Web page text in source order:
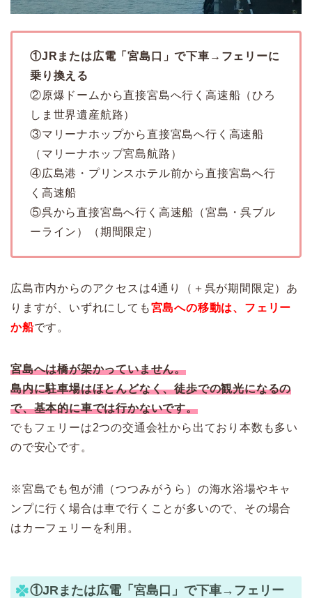
①JRまたは広電「宮島口」で下車→フェリーに
乗り換える
②原爆ドームから直接宮島へ行く高速船（ひろ
しま世界遺産航路）
③マリーナホップから直接宮島へ行く高速船
（マリーナホップ宮島航路）
④広島港・プリンスホテル前から直接宮島へ行
く高速船
⑤呉から直接宮島へ行く高速船（宮島・呉ブル
ーライン）（期間限定）
広島市内からのアクセスは4通り（＋呉が期間限定）あ
りますが、いずれにしても宮島への移動は、フェリー
か船です。
宮島へは橋が架かっていません。
島内に駐車場はほとんどなく、徒歩での観光になるの
で、基本的に車では行かないです。
でもフェリーは2つの交通会社から出ており本数も多い
ので安心です。
※宮島でも包が浦（つつみがうら）の海水浴場やキャ
ンプに行く場合は車で行くことが多いので、その場合
はカーフェリーを利用。
①JRまたは広電「宮島口」で下車→フェリー